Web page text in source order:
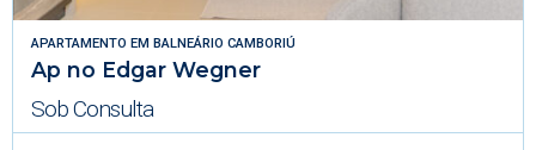
APARTAMENTO EM BALNEÁRIO CAMBORIÚ
Ap no Edgar Wegner
Sob Consulta